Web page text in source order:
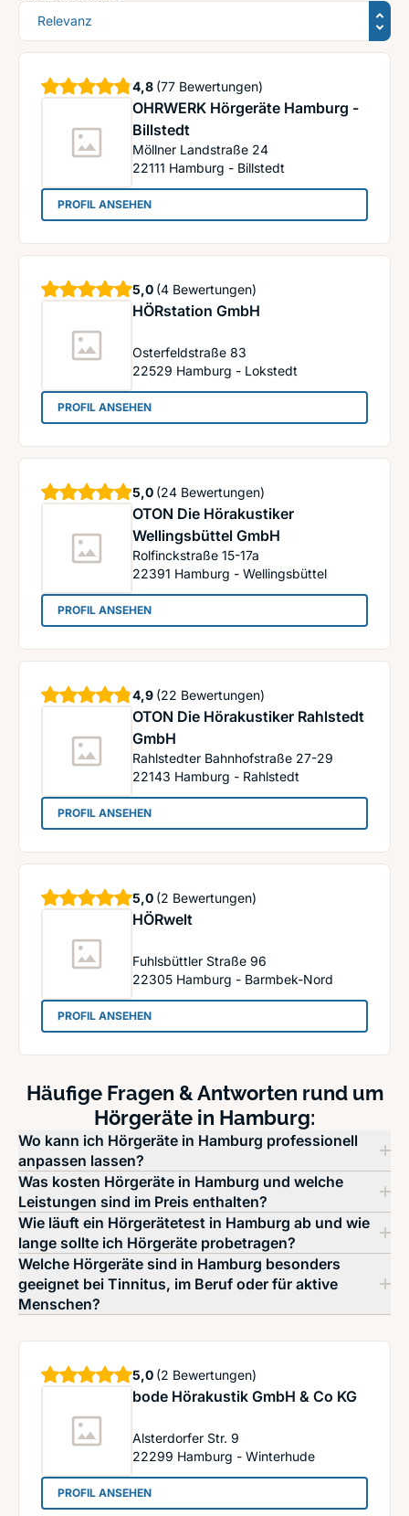
Sortierung
OHRWERK Hörgeräte Hamburg -
Billstedt
Möllner Landstraße 24
22111 Hamburg - Billstedt
4,8 Sterne
(77 Bewertungen)
PROFIL ANSEHEN: OHRWERK Hörgeräte Hamburg - Billstedt
HÖRstation GmbH
Osterfeldstraße 83
22529 Hamburg - Lokstedt
5,0 Sterne
(4 Bewertungen)
PROFIL ANSEHEN: HÖRstation GmbH
OTON Die Hörakustiker
Wellingsbüttel GmbH
Rolfinckstraße 15-17a
22391 Hamburg - Wellingsbüttel
5,0 Sterne
(24 Bewertungen)
PROFIL ANSEHEN: OTON Die Hörakustiker Wellingsbüttel GmbH
OTON Die Hörakustiker Rahlstedt
GmbH
Rahlstedter Bahnhofstraße 27-29
22143 Hamburg - Rahlstedt
4,9 Sterne
(22 Bewertungen)
PROFIL ANSEHEN: OTON Die Hörakustiker Rahlstedt GmbH
HÖRwelt
Fuhlsbüttler Straße 96
22305 Hamburg - Barmbek-Nord
5,0 Sterne
(2 Bewertungen)
PROFIL ANSEHEN: HÖRwelt
Häufige Fragen & Antworten rund um
Hörgeräte in Hamburg:
Wo kann ich Hörgeräte in Hamburg professionell
anpassen lassen?
Was kosten Hörgeräte in Hamburg und welche
Leistungen sind im Preis enthalten?
Wie läuft ein Hörgerätetest in Hamburg ab und wie
lange sollte ich Hörgeräte probetragen?
Welche Hörgeräte sind in Hamburg besonders
geeignet bei Tinnitus, im Beruf oder für aktive
Menschen?
bode Hörakustik GmbH & Co KG
Alsterdorfer Str. 9
22299 Hamburg - Winterhude
5,0 Sterne
(2 Bewertungen)
PROFIL ANSEHEN: bode Hörakustik GmbH & Co KG